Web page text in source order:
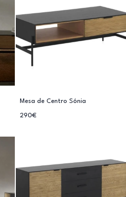
Mesa de Centro Sónia
290€